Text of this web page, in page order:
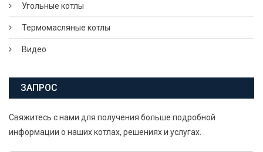
Угольные котлы
Термомасляные котлы
Видео
ЗАПРОС
Свяжитесь с нами для получения больше подробной
информации о наших котлах, решениях и услугах.